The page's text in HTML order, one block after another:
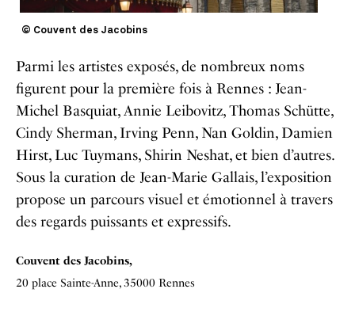
© Couvent des Jacobins
Parmi les artistes exposés, de nombreux noms
figurent pour la première fois à Rennes : Jean-
Michel Basquiat, Annie Leibovitz, Thomas Schütte,
Cindy Sherman, Irving Penn, Nan Goldin, Damien
Hirst, Luc Tuymans, Shirin Neshat, et bien d’autres.
Sous la curation de Jean-Marie Gallais, l’exposition
propose un parcours visuel et émotionnel à travers
des regards puissants et expressifs.
Couvent des Jacobins,
20 place Sainte-Anne, 35000 Rennes